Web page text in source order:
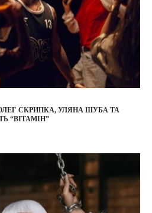
СКРИПКА, УЛЯНА ШУБА ТА
“ВІТАМІН”